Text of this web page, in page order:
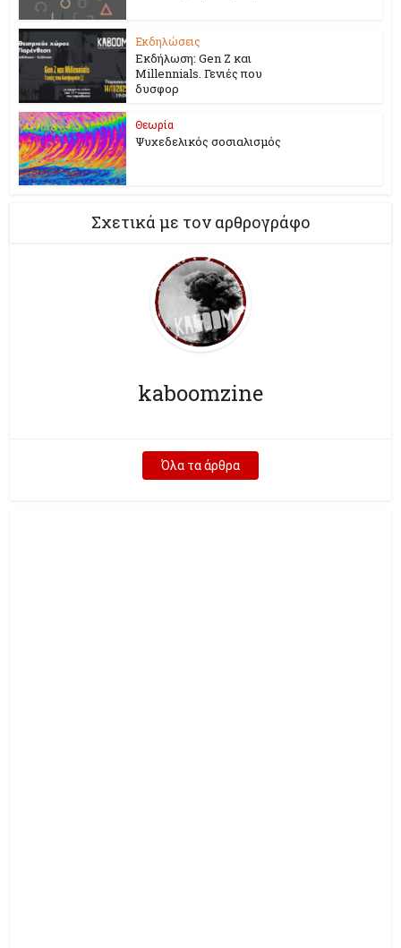
Εκδηλώσεις
Εκδήλωση: Gen Z και
Millennials. Γενιές που
δυσφορ
Θεωρία
Ψυχεδελικός σοσιαλισμός
Σχετικά με τον αρθρογράφο
kaboomzine
Όλα τα άρθρα